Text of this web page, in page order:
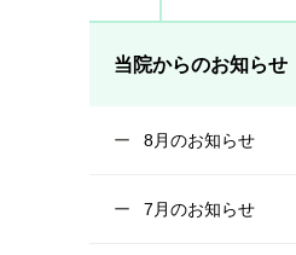
当院からのお知らせ
8月のお知らせ
7月のお知らせ